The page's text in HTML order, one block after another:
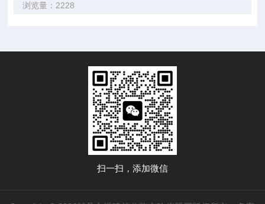
浏览量：2228
扫一扫，添加微信